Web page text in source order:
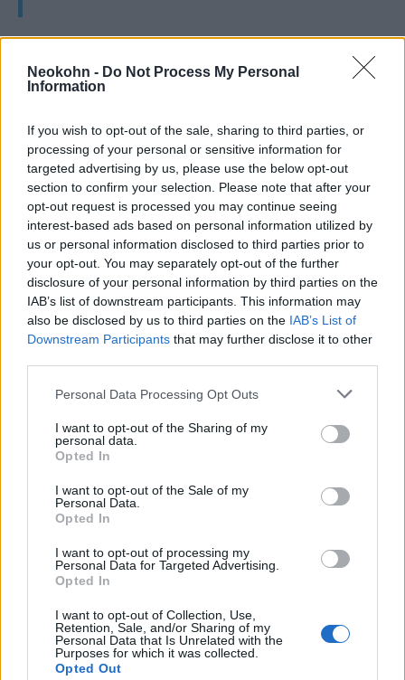
Neokohn - Do Not Process My Personal
Information
If you wish to opt-out of the sale, sharing to third parties, or
processing of your personal or sensitive information for
targeted advertising by us, please use the below opt-out
section to confirm your selection. Please note that after your
opt-out request is processed you may continue seeing
interest-based ads based on personal information utilized by
us or personal information disclosed to third parties prior to
your opt-out. You may separately opt-out of the further
disclosure of your personal information by third parties on the
IAB’s list of downstream participants. This information may
also be disclosed by us to third parties on the IAB’s List of
Downstream Participants that may further disclose it to other
Please note that this website/app uses one or more Google
not limited to your visit or usage behaviour. You may click to
grant or deny consent to Google and its third-party tags to
use your data for below specified purposes in below Google
consent section.
Personal Data Processing Opt Outs
I want to opt-out of the Sharing of my
personal data.
Opted In
I want to opt-out of the Sale of my
Personal Data.
Opted In
I want to opt-out of processing my
Personal Data for Targeted Advertising.
Opted In
I want to opt-out of Collection, Use,
Retention, Sale, and/or Sharing of my
Personal Data that Is Unrelated with the
Purposes for which it was collected.
Opted Out
– fogalmazott.
Veszélyes kihívót kapott az F-35-ös –
így néz ki Kína új lopakodó
vadászgépe
Kína ellen kevés lesz a jelenlegi
légierő
Az elemzés kitér arra is, hogy azamerikai
légierőugyan sikeresen hajtott végre olyan
műveleteket, mint az iráni nukleáris
létesítmények elleni Midnight Hammer
hadművelet, ám ezek rendkívüli erőforrásokat
igényeltek. A támadás során gyakorlatilag az
összes rendelkezésre álló B-2 Spirit
részben megtévesztő feladatokra.
A szakértők szerint ez rávilágít arra, mennyire
korlátozott az amerikai stratégiai
gépet elveszítenének, azt jelenleg nem
tudnák gyorsan pótolni. A tanulmány ezért
sürgeti az amerikai kongresszust és a